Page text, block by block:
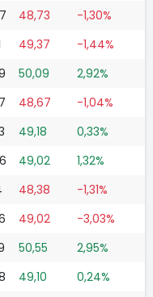
48,73
-1,30%
49,37
-1,44%
50,09
2,92%
48,67
-1,04%
49,18
0,33%
49,02
1,32%
48,38
-1,31%
49,02
-3,03%
50,55
2,95%
49,10
0,24%